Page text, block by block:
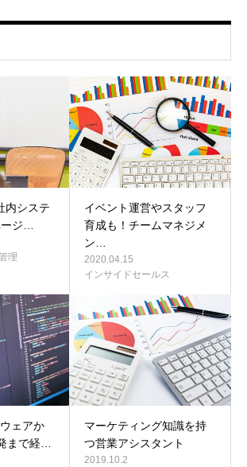
内システ
ージ…
理
イベント運営やスタッフ
育成も！チームマネジメ
ン…
2020.04.15
インサイドセールス
ェアか
まで経…
マーケティング知識を持
つ営業アシスタント
2019.10.2